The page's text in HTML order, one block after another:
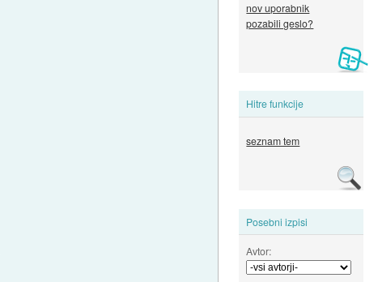
nov uporabnik
pozabili geslo?
Hitre funkcije
seznam tem
Posebni izpisi
Avtor: